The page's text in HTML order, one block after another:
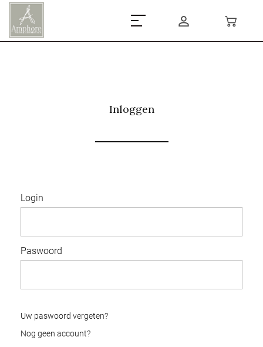
Inloggen
Login
Paswoord
Uw paswoord vergeten?
Nog geen account?